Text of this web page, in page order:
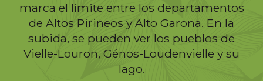
marca el límite entre los departamentos
de Altos Pirineos y Alto Garona. En la
subida, se pueden ver los pueblos de
Vielle-Louron, Génos-Loudenvielle y su
lago.